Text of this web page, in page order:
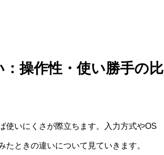
操作性・使い勝手の比
使いにくさが際立ちます。入力方式やOS
ときの違いについて見ていきます。